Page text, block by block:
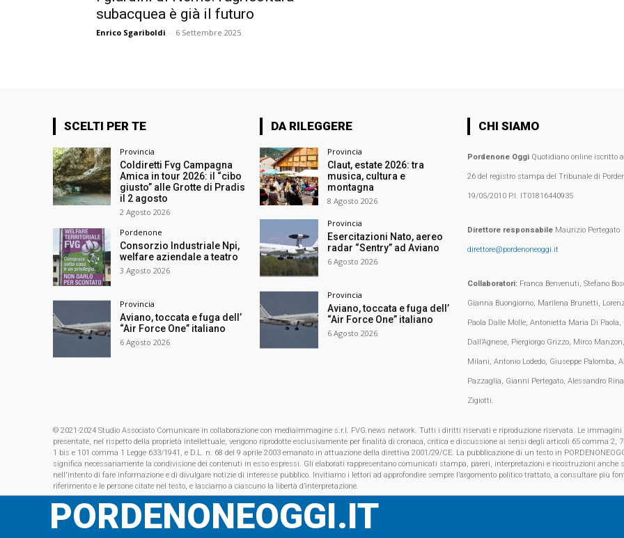
subacquea è già il futuro
Enrico Sgariboldi - 6 Settembre 2025
SCELTI PER TE
Provincia
Coldiretti Fvg Campagna
Amica in tour 2026: il “cibo
giusto” alle Grotte di Pradis
il 2 agosto
2 Agosto 2026
Pordenone
Consorzio Industriale Npi,
welfare aziendale a teatro
3 Agosto 2026
Provincia
Aviano, toccata e fuga dell’
“Air Force One” italiano
6 Agosto 2026
DA RILEGGERE
Provincia
Claut, estate 2026: tra
musica, cultura e
montagna
8 Agosto 2026
Provincia
Esercitazioni Nato, aereo
radar “Sentry” ad Aviano
6 Agosto 2026
Provincia
Aviano, toccata e fuga dell’
“Air Force One” italiano
6 Agosto 2026
CHI SIAMO
Pordenone OggiQuotidiano online iscritto
26 del registro stampa del Tribunale di
19/05/2010 P.I. IT01816440935
Direttore responsabileMaurizio Pertegato
direttore@pordenoneoggi.it
Collaboratori:Franca Benvenuti, Stefano
Gianna Buongiorno, Marilena Brunetti,
Paola Dalle Molle, Antonietta Maria Di Paola,
Dall’Agnese, Piergiorgo Grizzo, Mirco
Milani, Antonio Lodedo, Giuseppe Palomba,
Pazzaglia, Gianni Pertegato, Alessandro
Zigiotti.
© 2021-2024 Studio Associato Comunicare in collaborazione con mediaimmagine s.r.l. FVG.news network. Tutti i diritti riservati e riproduzione riservata. Le immagini
presentate, nel rispetto della proprietà intellettuale, vengono riprodotte esclusivamente per finalità di cronaca, critica e discussione ai sensi degli articoli 65 comma 2,
1 bis e 101 comma 1 Legge 633/1941, e D.L. n. 68 del 9 aprile 2003 emanato in attuazione della direttiva 2001/29/CE. La pubblicazione di un testo in
significa necessariamente la condivisione dei contenuti in esso espressi. Gli elaborati rappresentano comunicati stampa, pareri, interpretazioni e ricostruzioni anche
nell'intento di fare informazione e di divulgare notizie di interesse pubblico. Invitiamo i lettori ad approfondire sempre l’argomento politico trattato, a consultare più
riferimento e le persone citate nel testo, e lasciamo a ciascuno la libertà d’interpretazione.
PORDENONEOGGI.IT